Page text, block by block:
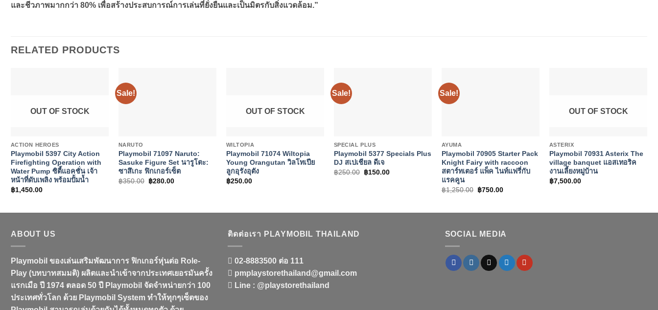
และชีวภาพมากกว่า 80% เพื่อสร้างประสบการณ์การเล่นที่ยั่งยืนและเป็นมิตรกับสิ่งแวดล้อม.”
RELATED PRODUCTS
OUT OF STOCK
ACTION HEROES
Playmobil 5397 City Action
Firefighting Operation with
Water Pump ซิตี้แอคชั่น เจ้า
หน้าที่ดับเพลิง พร้อมปั้มน้ำ
฿1,450.00
Sale!
NARUTO
Playmobil 71097 Naruto:
Sasuke Figure Set นารูโตะ:
ซาสึเกะ ฟิกเกอร์เซ็ต
฿350.00 Original
฿280.00Current
OUT OF STOCK
WILTOPIA
Playmobil 71074 Wiltopia
Young Orangutan วิลโทเปีย
ลูกอุรังอุตัง
฿250.00
Sale!
SPECIAL PLUS
Playmobil 5377 Specials Plus
DJ สเปเชียล ดีเจ
฿250.00 Original
฿150.00Current
Sale!
AYUMA
Playmobil 70905 Starter Pack
Knight Fairy with raccoon
สตาร์ทเตอร์ แพ็ค ไนท์แฟรี่กับ
แรคคูน
฿1,250.00 Original
฿750.00Current
OUT OF STOCK
ASTERIX
Playmobil 70931 Asterix The
village banquet แอสเทอริค
งานเลี้ยงหมู่บ้าน
฿7,500.00
ABOUT US
Playmobil ของเล่นเสริมพัฒนาการ ฟิกเกอร์หุ่นต่อ Role-
Play (บทบาทสมมติ) ผลิตและนำเข้าจากประเทศเยอรมันครั้ง
แรกเมือ ปี 1974 ตลอด 50 ปี Playmobil จัดจำหน่ายกว่า 100
ประเทศทั่วโลก ด้วย Playmobil System ทำให้ทุกๆเซ็ตของ
ติดต่อเรา PLAYMOBIL THAILAND
02-8883500 ต่อ 111
pmplaystorethailand@gmail.com
Line : @playstorethailand
SOCIAL MEDIA